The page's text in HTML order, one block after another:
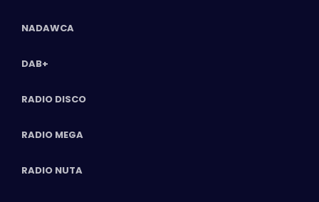
NADAWCA
DAB+
RADIO DISCO
RADIO MEGA
RADIO NUTA